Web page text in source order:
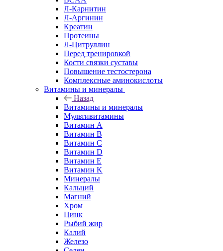
Л-Карнитин
Л-Аргинин
Креатин
Протеины
Л-Цитруллин
Перед тренировкой
Кости связки суставы
Повышение тестостерона
Комплексные аминокислоты
Витамины и минералы
Назад
Витамины и минералы
Мультивитамины
Витамин A
Витамин B
Витамин C
Витамин D
Витамин E
Витамин K
Минералы
Кальций
Магний
Хром
Цинк
Рыбий жир
Калий
Железо